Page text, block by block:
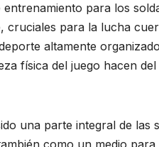
para los
cruciales para la lucha
altamente
física del juego hacen
una parte integral de las